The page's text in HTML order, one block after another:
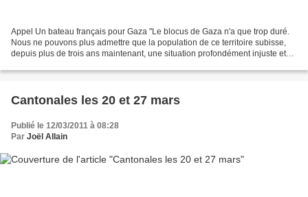
Appel Un bateau français pour Gaza "Le blocus de Gaza n'a que trop duré.
Nous ne pouvons plus admettre que la population de ce territoire subisse,
depuis plus de trois ans maintenant, une situation profondément injuste et
Cantonales les 20 et 27 mars
Publié le 12/03/2011 à 08:28
Par Joël Allain